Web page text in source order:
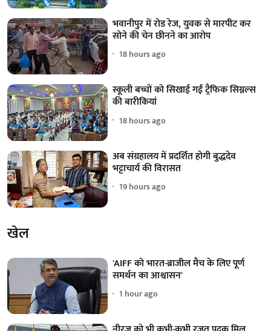
भवानीपुर में रोड रेज, युवक से मारपीट कर
सोने की चेन छीनने का आरोप
18 hours ago
स्कूली बच्चों को सिखाई गईं ट्रैफिक सिग्नल्स
की बारीकियां
18 hours ago
अब संग्रहालय में प्रदर्शित होगी बुद्धदेव
भट्टाचार्य की विरासत
19 hours ago
खेल
'AIFF को भारत-ब्राजील मैच के लिए पूर्ण
समर्थन का आश्वासन'
1 hour ago